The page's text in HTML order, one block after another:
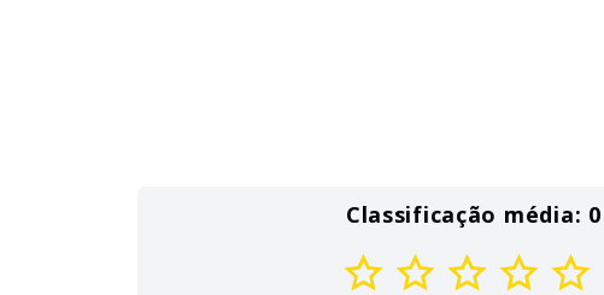
Classificação média: 0